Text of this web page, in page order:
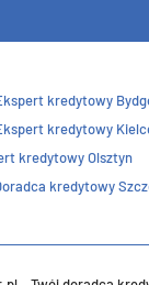
kredytowy
kredytowy
kredytowy Olsztyn
kredytowy